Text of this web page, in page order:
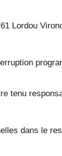
Lordou
tenu
dans le